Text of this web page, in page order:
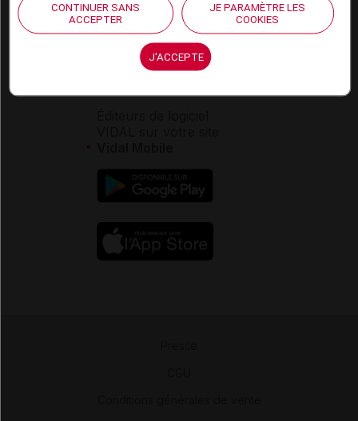
Service client
Contact
CONTINUER SANS
ACCEPTER
JE PARAMÈTRE LES
COOKIES
J'ACCEPTE